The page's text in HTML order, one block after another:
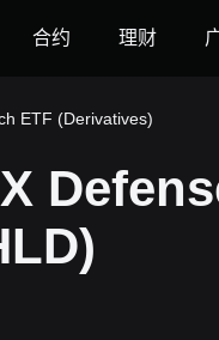
合约 理财
ETF (Derivatives)